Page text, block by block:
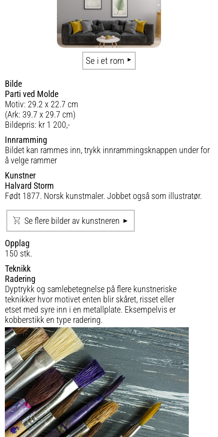
Se i et rom
Bilde
Parti ved Molde
Motiv: 29.2 x 22.7 cm
(Ark: 39.7 x 29.7 cm)
Bildepris: kr 1 200,-
Innramming
Bildet kan rammes inn, trykk innrammingsknappen under for
å velge rammer
Kunstner
Halvard Storm
Født 1877. Norsk kunstmaler. Jobbet også som illustratør.
Se flere bilder av kunstneren
Opplag
150 stk.
Teknikk
Radering
Dyptrykk og samlebetegnelse på flere kunstneriske
teknikker hvor motivet enten blir skåret, risset eller
etset med syre inn i en metallplate. Eksempelvis er
kobberstikk en type radering.